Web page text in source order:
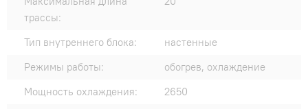
трассы:
Тип внутреннего блока:
настенные
Режимы работы:
обогрев, охлаждение
Мощность охлаждения:
2650